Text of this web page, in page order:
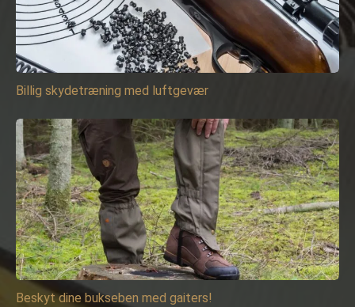
Billig skydetræning med luftgevær
Beskyt dine bukseben med gaiters!